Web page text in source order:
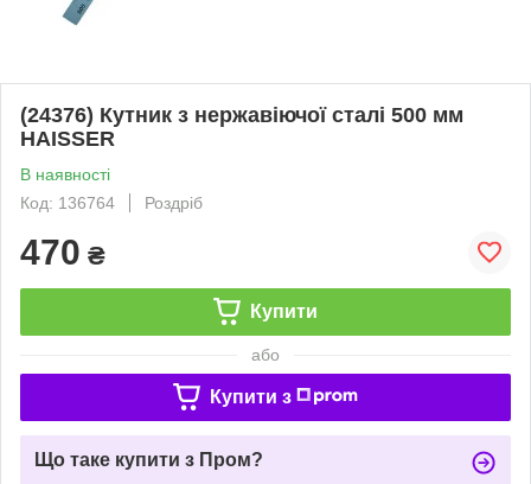
(24376) Кутник з нержавіючої сталі 500 мм
HAISSER
В наявності
Код: 136764
Роздріб
470 ₴
Купити
або
Купити з
Що таке купити з Пром?